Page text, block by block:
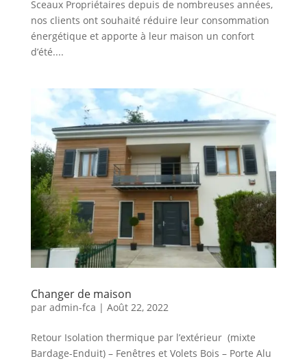
Sceaux Propriétaires depuis de nombreuses années,
nos clients ont souhaité réduire leur consommation
énergétique et apporte à leur maison un confort
d’été....
Changer de maison
par admin-fca | Août 22, 2022
Retour Isolation thermique par l’extérieur (mixte
Bardage-Enduit) – Fenêtres et Volets Bois – Porte Alu